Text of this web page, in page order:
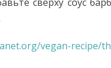
vegan-recipe/